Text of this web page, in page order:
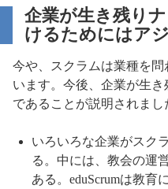
企業が生き残り
けるためにはア
今や、スクラムは業種を
います。今後、企業が生
であることが説明されまし
いろいろな企業がスク
る。中には、教会の運
ある。eduScrumは教育